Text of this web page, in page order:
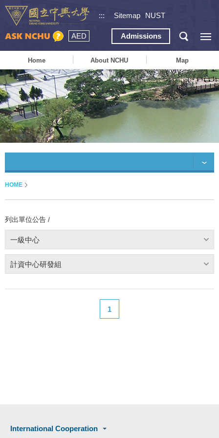
::: Sitemap NUST
AED Admissions
Home About NCHU Map
HOME
列出單位公告 /
一級中心
計資中心研發組
1
International Cooperation